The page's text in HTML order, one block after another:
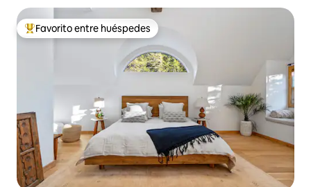
Favorito entre huéspedes preferido
Favorito entre huéspedes